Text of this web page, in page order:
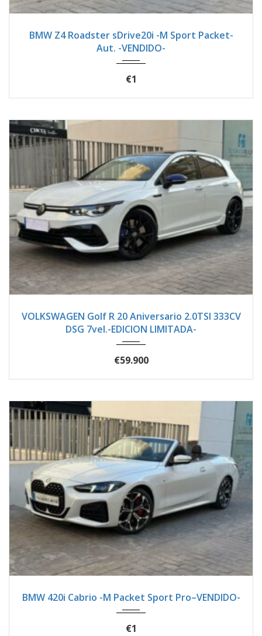
BMW Z4 Roadster sDrive20i -M Sport Packet-
Aut. -VENDIDO-
€1
VOLKSWAGEN Golf R 20 Aniversario 2.0TSI 333CV
DSG 7vel.-EDICION LIMITADA-
€59.900
BMW 420i Cabrio -M Packet Sport Pro–VENDIDO-
€1